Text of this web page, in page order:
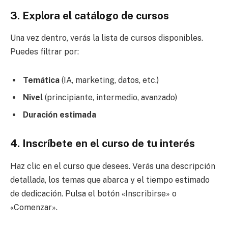
3. Explora el catálogo de cursos
Una vez dentro, verás la lista de cursos disponibles.
Puedes filtrar por:
Temática (IA, marketing, datos, etc.)
Nivel (principiante, intermedio, avanzado)
Duración estimada
4. Inscríbete en el curso de tu interés
Haz clic en el curso que desees. Verás una descripción
detallada, los temas que abarca y el tiempo estimado
de dedicación. Pulsa el botón «Inscribirse» o
«Comenzar».